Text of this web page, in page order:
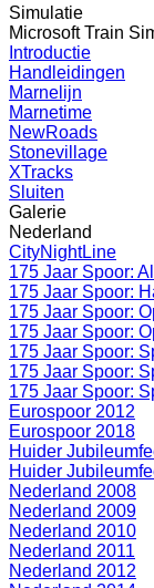
Simulatie
Microsoft Train
Introductie
Handleidingen
Marnelijn
Marnetime
NewRoads
Stonevillage
XTracks
Sluiten
Galerie
Nederland
CityNightLine
175 Jaar Spoor:
175 Jaar Spoor:
175 Jaar Spoor:
175 Jaar Spoor:
175 Jaar Spoor:
175 Jaar Spoor:
175 Jaar Spoor:
Eurospoor 2012
Eurospoor 2018
Huider
Huider
Nederland 2008
Nederland 2009
Nederland 2010
Nederland 2011
Nederland 2012